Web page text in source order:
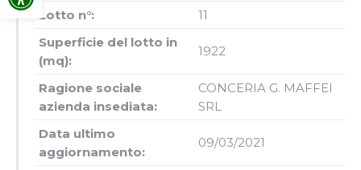
Lotto n°:
11
Superficie del lotto in
(mq):
1922
Ragione sociale
azienda insediata:
CONCERIA G. MAFFEI
SRL
Data ultimo
aggiornamento:
09/03/2021